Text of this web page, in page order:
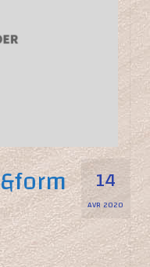
14
AVR 2020